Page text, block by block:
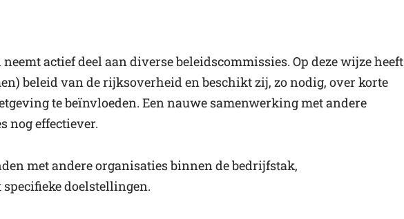
neemt actief deel aan diverse beleidscommissies. Op deze wijze heeft
beleid van de rijksoverheid en beschikt zij, zo nodig, over korte
te beïnvloeden. Een nauwe samenwerking met andere
nog effectiever.
met andere organisaties binnen de bedrijfstak,
doelstellingen.